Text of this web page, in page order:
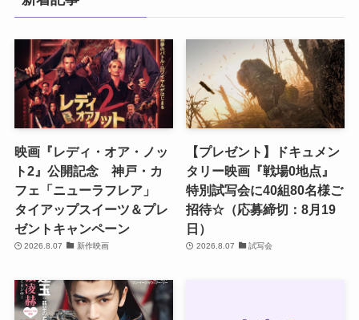
映画『レディ・オア・ノッ
ト2』公開記念 神戸・カ
フェ「ニューラフレア」
タイアップスイーツ＆プレ
ゼントキャンペーン
2026.8.07 新作映画
【プレゼント】ドキュメン
タリー映画『戦場0地点』
特別試写会に40組80名様ご
招待☆（応募締切：8月19
日）
2026.8.07 試写会